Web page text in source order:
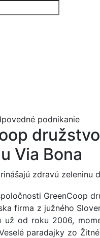
podnikanie
Via Bona
zdravú zeleninu
firma z južného
už od roku 2006,
paradajky zo